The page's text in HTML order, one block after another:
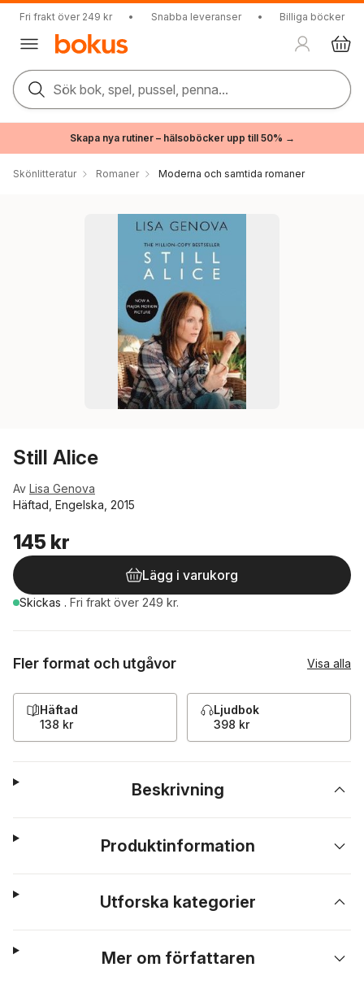
Fri frakt över 249 kr • Snabba leveranser • Billiga böcker
Sök bok, spel, pussel, penna...
Skapa nya rutiner – hälsoböcker upp till 50% →
Skönlitteratur Romaner Moderna och samtida romaner
Still Alice
Av Lisa Genova
Häftad, Engelska, 2015
145 kr
Lägg i varukorg
Skickas . Fri frakt över 249 kr.
Fler format och utgåvor Visa alla
Häftad
138 kr
Ljudbok
398 kr
Beskrivning
Produktinformation
Utforska kategorier
Mer om författaren